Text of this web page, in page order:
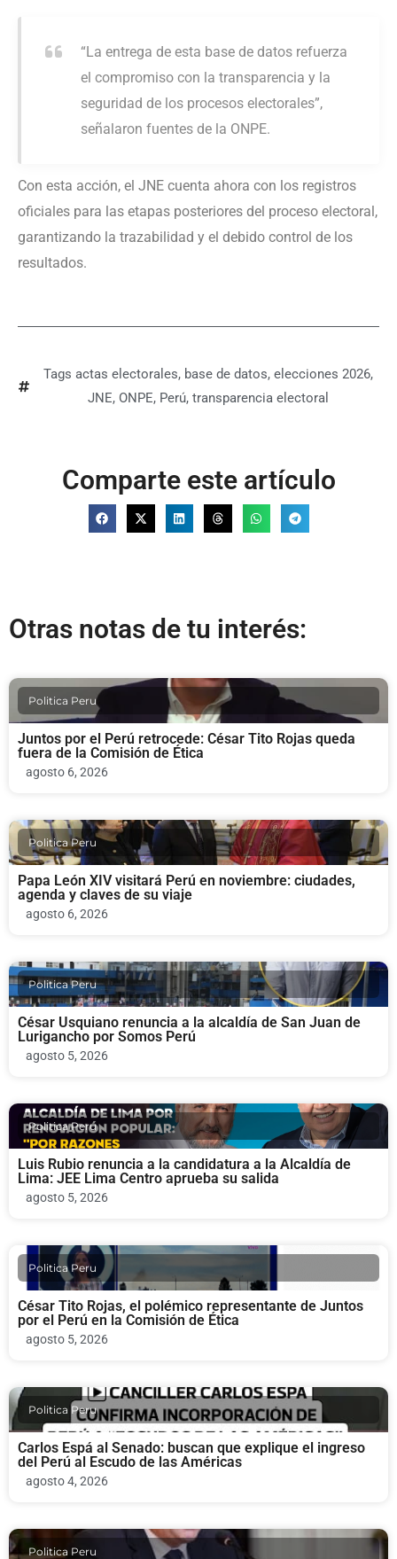
“La entrega de esta base de datos refuerza
el compromiso con la transparencia y la
seguridad de los procesos electorales”,
señalaron fuentes de la ONPE.
Con esta acción, el JNE cuenta ahora con los registros
oficiales para las etapas posteriores del proceso electoral,
garantizando la trazabilidad y el debido control de los
resultados.
Tags actas electorales, base de datos, elecciones 2026,
JNE, ONPE, Perú, transparencia electoral
Comparte este artículo
Otras notas de tu interés:
Politica Peru
Juntos por el Perú retrocede: César Tito Rojas queda
fuera de la Comisión de Ética
agosto 6, 2026
Politica Peru
Papa León XIV visitará Perú en noviembre: ciudades,
agenda y claves de su viaje
agosto 6, 2026
Politica Peru
César Usquiano renuncia a la alcaldía de San Juan de
Lurigancho por Somos Perú
agosto 5, 2026
Politica Peru
Luis Rubio renuncia a la candidatura a la Alcaldía de
Lima: JEE Lima Centro aprueba su salida
agosto 5, 2026
Politica Peru
César Tito Rojas, el polémico representante de Juntos
por el Perú en la Comisión de Ética
agosto 5, 2026
Politica Peru
Carlos Espá al Senado: buscan que explique el ingreso
del Perú al Escudo de las Américas
agosto 4, 2026
Politica Peru